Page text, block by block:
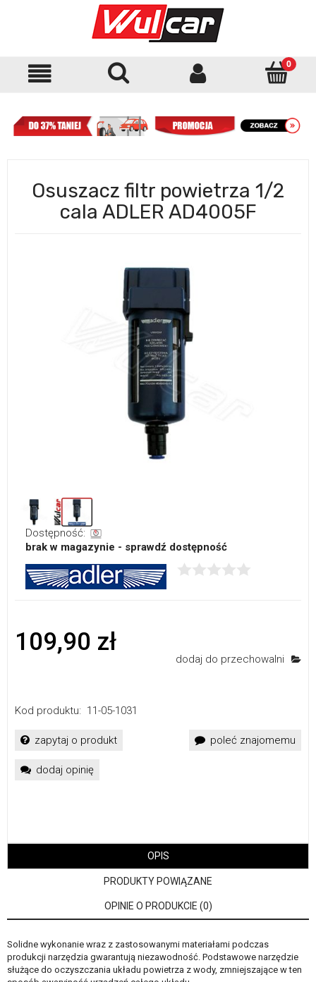
Osuszacz filtr powietrza 1/2
cala ADLER AD4005F
Dostępność:
brak w magazynie - sprawdź dostępność
109,90 zł
dodaj do przechowalni
Kod produktu: 11-05-1031
zapytaj o produkt poleć znajomemu
dodaj opinię
OPIS
PRODUKTY POWIĄZANE
OPINIE O PRODUKCIE (0)
Solidne wykonanie wraz z zastosowanymi materiałami podczas
produkcji narzędzia gwarantują niezawodność. Podstawowe narzędzie
służące do oczyszczania układu powietrza z wody, zmniejszające w ten